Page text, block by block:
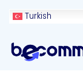
Turkish